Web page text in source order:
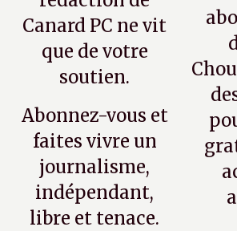
Canard PC ne vit
que de votre
soutien.
Abonnez-vous et
faites vivre un
journalisme,
indépendant,
libre et tenace.